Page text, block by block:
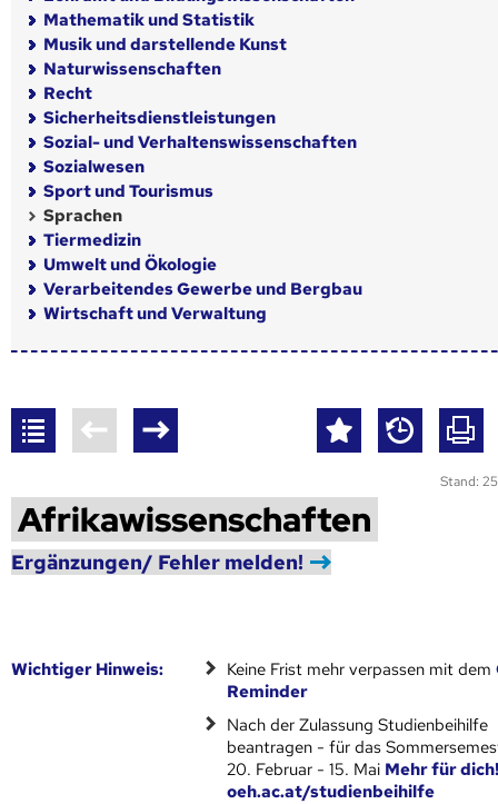
Mathematik und Statistik
Musik und darstellende Kunst
Naturwissenschaften
Recht
Sicherheitsdienstleistungen
Sozial- und Verhaltenswissenschaften
Sozialwesen
Sport und Tourismus
Sprachen
Tiermedizin
Umwelt und Ökologie
Verarbeitendes Gewerbe und Bergbau
Wirtschaft und Verwaltung
Stand:
Afrikawissenschaften
Ergänzungen/ Fehler melden!
Wich­ti­ger Hin­weis: Keine Frist mehr verpassen mit dem
Reminder
Nach der Zulassung Studienbeihilfe
beantragen - für das
20. Februar - 15. Mai Mehr für
oeh.ac.at/studienbeihilfe